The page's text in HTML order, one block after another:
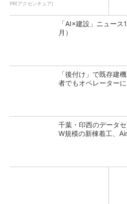
PR(アクセンチュア)
「AI×建設」ニュー
月）
「後付け」で既存建
者でもオペレーターに
千葉・印西のデータ
W規模の新棟着工、